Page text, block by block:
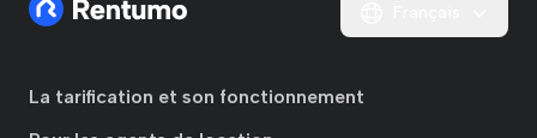
La tarification et son fonctionnement